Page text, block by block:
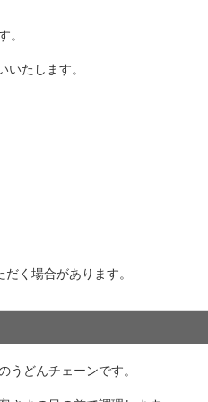
。
たします。
く場合があります。
どんチェーンです。